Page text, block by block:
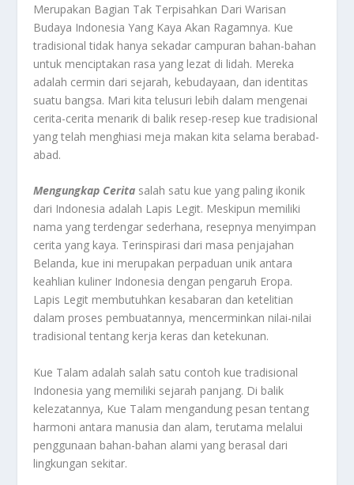
Merupakan Bagian Tak Terpisahkan Dari Warisan
Budaya Indonesia Yang Kaya Akan Ragamnya. Kue
tradisional tidak hanya sekadar campuran bahan-bahan
untuk menciptakan rasa yang lezat di lidah. Mereka
adalah cermin dari sejarah, kebudayaan, dan identitas
suatu bangsa. Mari kita telusuri lebih dalam mengenai
cerita-cerita menarik di balik resep-resep kue tradisional
yang telah menghiasi meja makan kita selama berabad-
abad.
Mengungkap Cerita salah satu kue yang paling ikonik
dari Indonesia adalah Lapis Legit. Meskipun memiliki
nama yang terdengar sederhana, resepnya menyimpan
cerita yang kaya. Terinspirasi dari masa penjajahan
Belanda, kue ini merupakan perpaduan unik antara
keahlian kuliner Indonesia dengan pengaruh Eropa.
Lapis Legit membutuhkan kesabaran dan ketelitian
dalam proses pembuatannya, mencerminkan nilai-nilai
tradisional tentang kerja keras dan ketekunan.
Kue Talam adalah salah satu contoh kue tradisional
Indonesia yang memiliki sejarah panjang. Di balik
kelezatannya, Kue Talam mengandung pesan tentang
harmoni antara manusia dan alam, terutama melalui
penggunaan bahan-bahan alami yang berasal dari
lingkungan sekitar.